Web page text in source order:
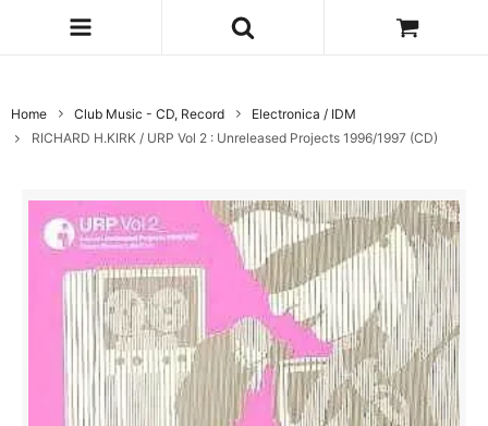
Home Club Music - CD, Record
Electronica / IDM
RICHARD H.KIRK / URP Vol 2 : Unreleased Projects 1996/1997 (CD)